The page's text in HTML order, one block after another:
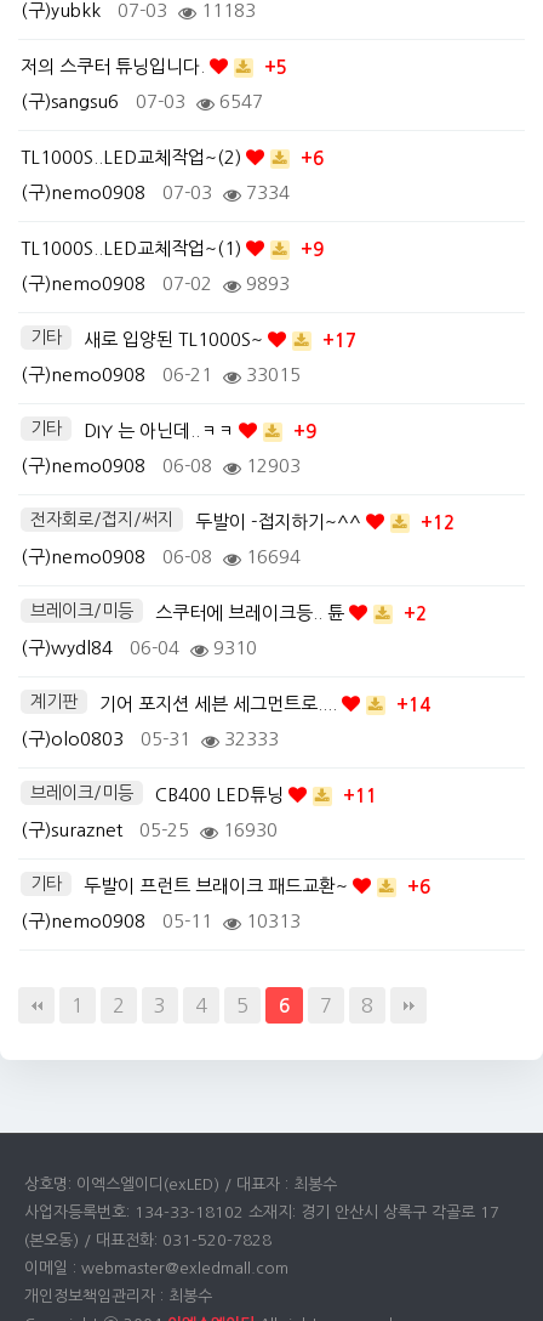
(구)yubkk
07-03 11183
저의 스쿠터 튜닝입니다.
+5
(구)sangsu6
07-03 6547
TL1000S..LED교체작업~(2)
+6
(구)nemo0908
07-03 7334
TL1000S..LED교체작업~(1)
+9
(구)nemo0908
07-02 9893
기타 새로 입양된 TL1000S~
+17
(구)nemo0908
06-21 33015
기타 DIY 는 아닌데..ㅋㅋ
+9
(구)nemo0908
06-08 12903
전자회로/접지/써지 두발이 -접지하기~^^
+12
(구)nemo0908
06-08 16694
브레이크/미등 스쿠터에 브레이크등.. 튠
+2
(구)wydl84
06-04 9310
계기판 기어 포지션 세븐 세그먼트로....
+14
(구)olo0803
05-31 32333
브레이크/미등 CB400 LED튜닝
+11
(구)suraznet
05-25 16930
기타 두발이 프런트 브래이크 패드교환~
+6
(구)nemo0908
05-11 10313
1 2 3 4 5 6 7 8
상호명: 이엑스엘이디(exLED) / 대표자 : 최봉수
사업자등록번호: 134-33-18102 소재지: 경기 안산시 상록구 각골로 17
(본오동) / 대표전화: 031-520-7828
이메일 : webmaster@exledmall.com
개인정보책임관리자 : 최봉수